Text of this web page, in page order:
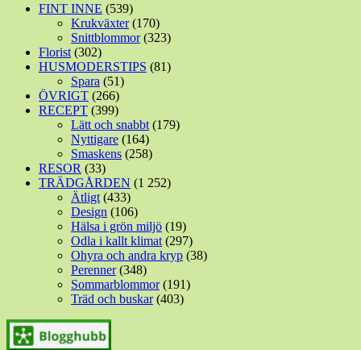
FINT INNE (539)
Krukväxter(170)
Snittblommor(323)
Florist (302)
HUSMODERSTIPS (81)
Spara (51)
ÖVRIGT (266)
RECEPT (399)
Lätt och snabbt (179)
Nyttigare (164)
Smaskens (258)
RESOR (33)
TRÄDGÅRDEN (1 252)
Ätligt (433)
Design (106)
Hälsa i grön miljö (19)
Odla i kallt klimat (297)
Ohyra och andra kryp (38)
Perenner(348)
Sommarblommor(191)
Träd och buskar(403)